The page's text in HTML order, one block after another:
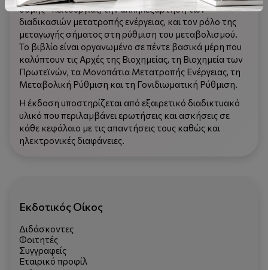
δομής - λειτουργίας, την αλληλεξάρτηση των
διαδικασιών μετατροπής ενέργειας, και τον ρόλο της
μεταγωγής σήματος στη ρύθμιση του μεταβολισμού.
Το βιβλίο είναι οργανωμένο σε πέντε βασικά μέρη που
καλύπτουν τις Αρχές της Βιοχημείας, τη Βιοχημεία των
Πρωτεϊνών, τα Μονοπάτια Μετατροπής Ενέργειας, τη
Μεταβολική Ρύθμιση και τη Γονιδιωματική Ρύθμιση.
Η έκδοση υποστηρίζεται από εξαιρετικό διαδικτυακό
υλικό που περιλαμβάνει ερωτήσεις και ασκήσεις σε
κάθε κεφάλαιο με τις απαντήσεις τους καθώς και
ηλεκτρονικές διαφάνειες.
Εκδοτικός Οίκος
Διδάσκοντες
Φοιτητές
Συγγραφείς
Εταιρικό προφίλ